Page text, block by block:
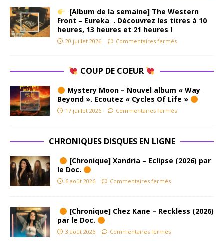
[Album de la semaine] The Western
Front – Eureka . Découvrez les titres à 10
heures, 13 heures et 21 heures !
20 juillet 2026 Commentaires fermés
COUP DE COEUR
Mystery Moon – Nouvel album « Way
Beyond ». Ecoutez « Cycles Of Life »
17 juillet 2026 Commentaires fermés
CHRONIQUES DISQUES EN LIGNE
[Chronique] Xandria – Eclipse (2026) par
le Doc.
6 août 2026 Commentaires fermés
[Chronique] Chez Kane – Reckless (2026)
par le Doc.
3 août 2026 Commentaires fermés